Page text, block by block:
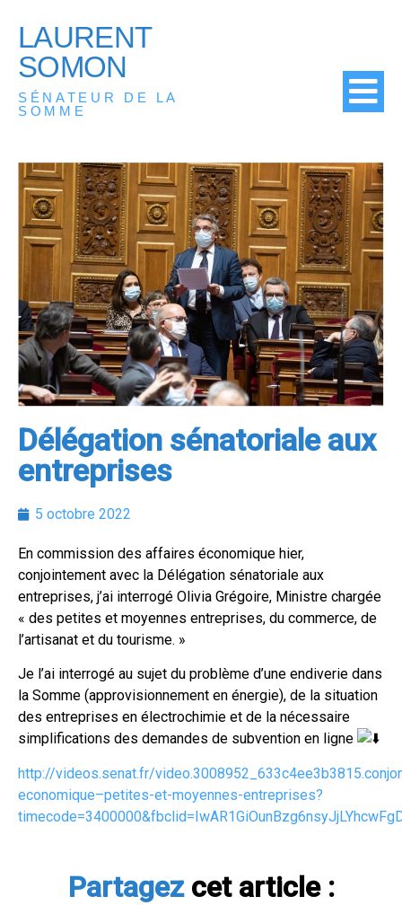
LAURENT
SOMON
SÉNATEUR DE LA
SOMME
Délégation sénatoriale aux
entreprises
5 octobre 2022
En commission des affaires économique hier,
conjointement avec la Délégation sénatoriale aux
entreprises, j’ai interrogé Olivia Grégoire, Ministre chargée
« des petites et moyennes entreprises, du commerce, de
l’artisanat et du tourisme. »
Je l’ai interrogé au sujet du problème d’une endiverie dans
la Somme (approvisionnement en énergie), de la situation
des entreprises en électrochimie et de la nécessaire
simplifications des demandes de subvention en ligne
http://videos.senat.fr/
economique–petites-et-moyennes-entreprises?
Partagezcet article :